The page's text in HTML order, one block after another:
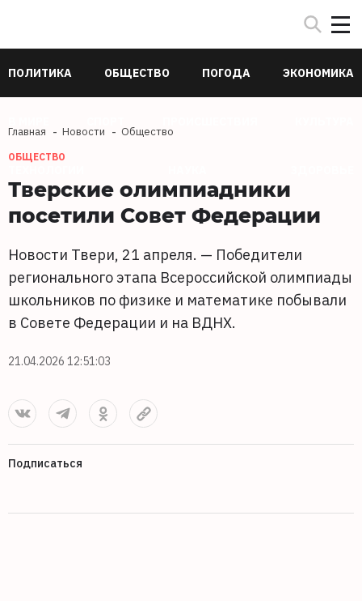
ПОЛИТИКА ОБЩЕСТВО ПОГОДА ЭКОНОМИКА
Главная Новости Общество
ОБЩЕСТВО
Тверские олимпиадники
посетили Совет Федерации
Новости Твери, 21 апреля. — Победители
регионального этапа Всероссийской олимпиады
школьников по физике и математике побывали
в Совете Федерации и на ВДНХ.
21.04.2026 12:51:03
Подписаться